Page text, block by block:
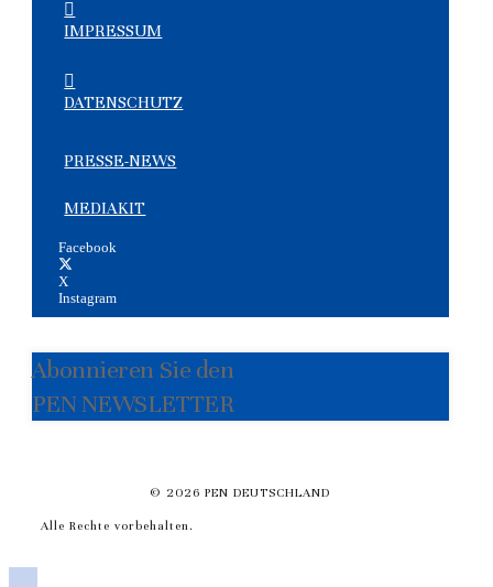
IMPRESSUM
DATENSCHUTZ
PRESSE-NEWS
MEDIAKIT
Facebook
X
Instagram
Abonnieren Sie den
PEN NEWSLETTER
© 2026 PEN DEUTSCHLAND
Alle Rechte vorbehalten.